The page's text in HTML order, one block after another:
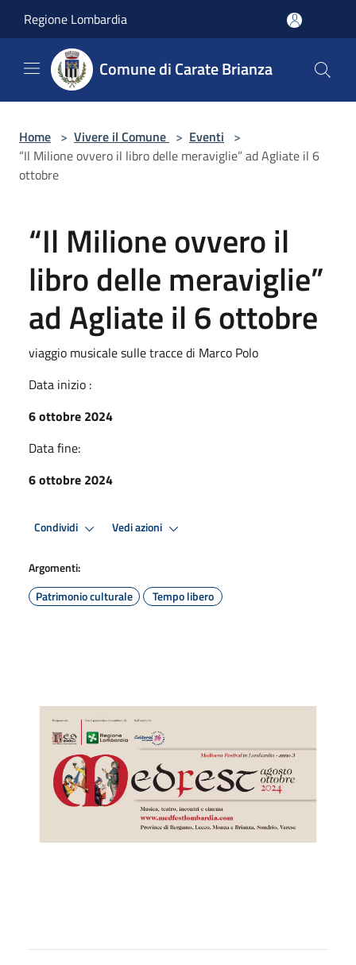
Regione Lombardia
Comune di Carate Brianza
Home > Vivere il Comune > Eventi >
“Il Milione ovvero il libro delle meraviglie” ad Agliate il 6
ottobre
“Il Milione ovvero il
libro delle meraviglie”
ad Agliate il 6 ottobre
viaggio musicale sulle tracce di Marco Polo
Data inizio :
6 ottobre 2024
Data fine:
6 ottobre 2024
Condividi Vedi azioni
Argomenti:
Patrimonio culturale
Tempo libero